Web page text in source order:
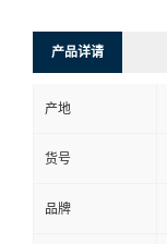
产品详请
产地
货号
品牌